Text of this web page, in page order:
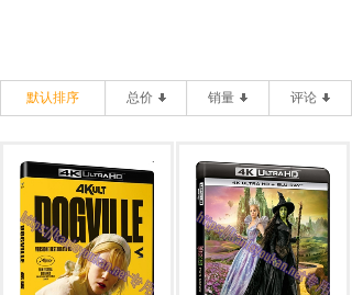
默认排序 总价 销量 评论